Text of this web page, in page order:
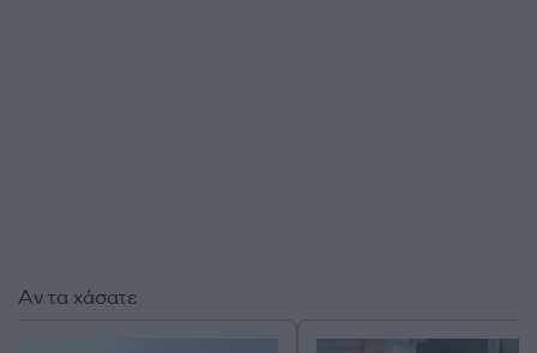
Αν τα χάσατε